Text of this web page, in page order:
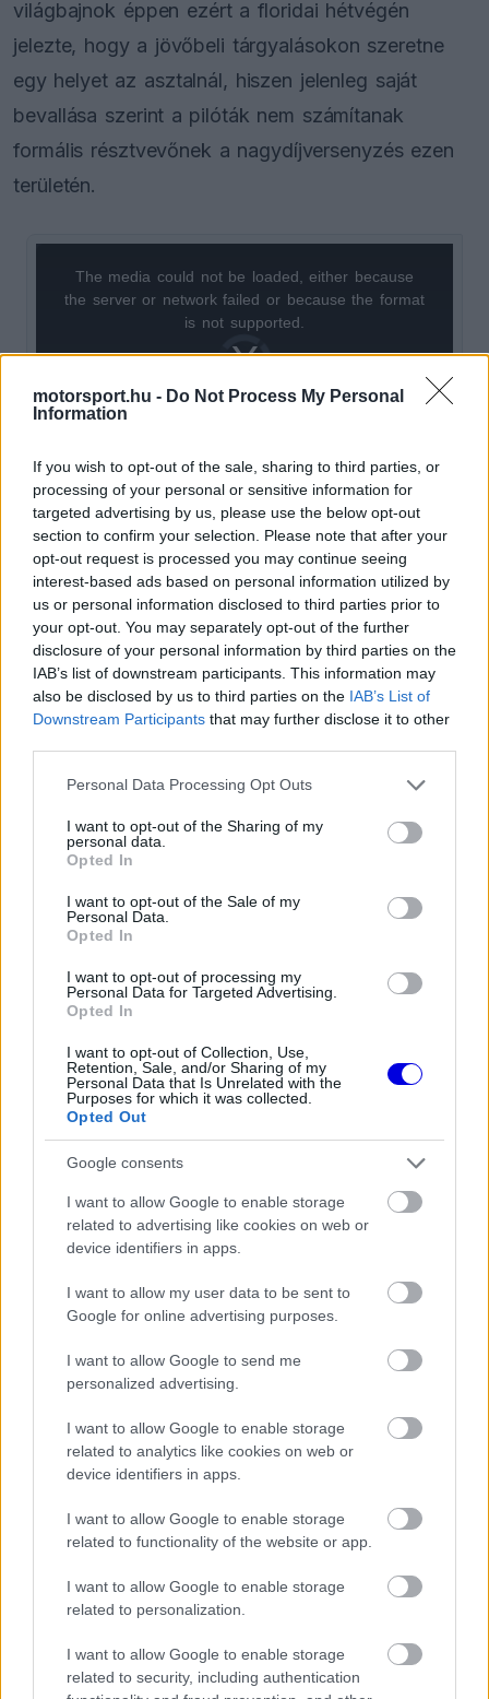
motorsport.hu - Do Not Process My Personal
Information
If you wish to opt-out of the sale, sharing to third parties, or
processing of your personal or sensitive information for
targeted advertising by us, please use the below opt-out
section to confirm your selection. Please note that after your
opt-out request is processed you may continue seeing
interest-based ads based on personal information utilized by
us or personal information disclosed to third parties prior to
your opt-out. You may separately opt-out of the further
disclosure of your personal information by third parties on the
IAB’s list of downstream participants. This information may
also be disclosed by us to third parties on the IAB’s List of
Downstream Participants that may further disclose it to other
Please note that this website/app uses one or more Google
not limited to your visit or usage behaviour. You may click to
grant or deny consent to Google and its third-party tags to
use your data for below specified purposes in below Google
consent section.
Personal Data Processing Opt Outs
I want to opt-out of the Sharing of my
personal data.
Opted In
I want to opt-out of the Sale of my
Personal Data.
Opted In
I want to opt-out of processing my
Personal Data for Targeted Advertising.
Opted In
I want to opt-out of Collection, Use,
Retention, Sale, and/or Sharing of my
Personal Data that Is Unrelated with the
Purposes for which it was collected.
Opted Out
Google consents
I want to allow Google to enable storage
related to advertising like cookies on web or
device identifiers in apps.
I want to allow my user data to be sent to
Google for online advertising purposes.
I want to allow Google to send me
personalized advertising.
I want to allow Google to enable storage
related to analytics like cookies on web or
device identifiers in apps.
I want to allow Google to enable storage
related to functionality of the website or app.
I want to allow Google to enable storage
related to personalization.
I want to allow Google to enable storage
related to security, including authentication
világbajnok éppen ezért a floridai hétvégén
jelezte, hogy a jövőbeli tárgyalásokon szeretne
egy helyet az asztalnál, hiszen jelenleg saját
bevallása szerint a pilóták nem számítanak
formális résztvevőnek a nagydíjversenyzés ezen
területén.
Video
Player
a
modal
window.
The media could not be loaded, either because
the server or network failed or because the format
is not supported.
A felvetésre a Maranellóiak csapatfőnöke és a
Williamsvezére is válaszolt, miközben
mindketten a jelenlegi rendszer
működőképességét hangsúlyozták. Fred Vasseur
arra mutatott rá, hogy a legutóbbi motoros
egyeztetéseken a versenyzők is részt vettek.
EZEKET IS AJÁNLJUK
pohárba Fernando Alonso jövőjéről
FORMA-1
FORMA-1
Az FIA kerek perec elutasította a
szóló egyeztetés az elmúlt hetekből, hiszen az
rendben lezajlott” – mondta Vasseur. A francia
szakember szerint az eltérő érdekek megnehezítik
„Persze más a nézőpontjuk, és nem mindig
könnyű kompromisszumot találni, de részesei a
megbeszéléseknek, mi is meghallgatjuk őket, majd
továbbítjuk a visszajelzéseiket az FIA felé a
szabályok egyeztetésekor” – tette hozzá az istálló
első embere. Vasseur szerint a pilóták véleménye
így is eljut a döntéshozókig. „Egyáltalán nincsenek